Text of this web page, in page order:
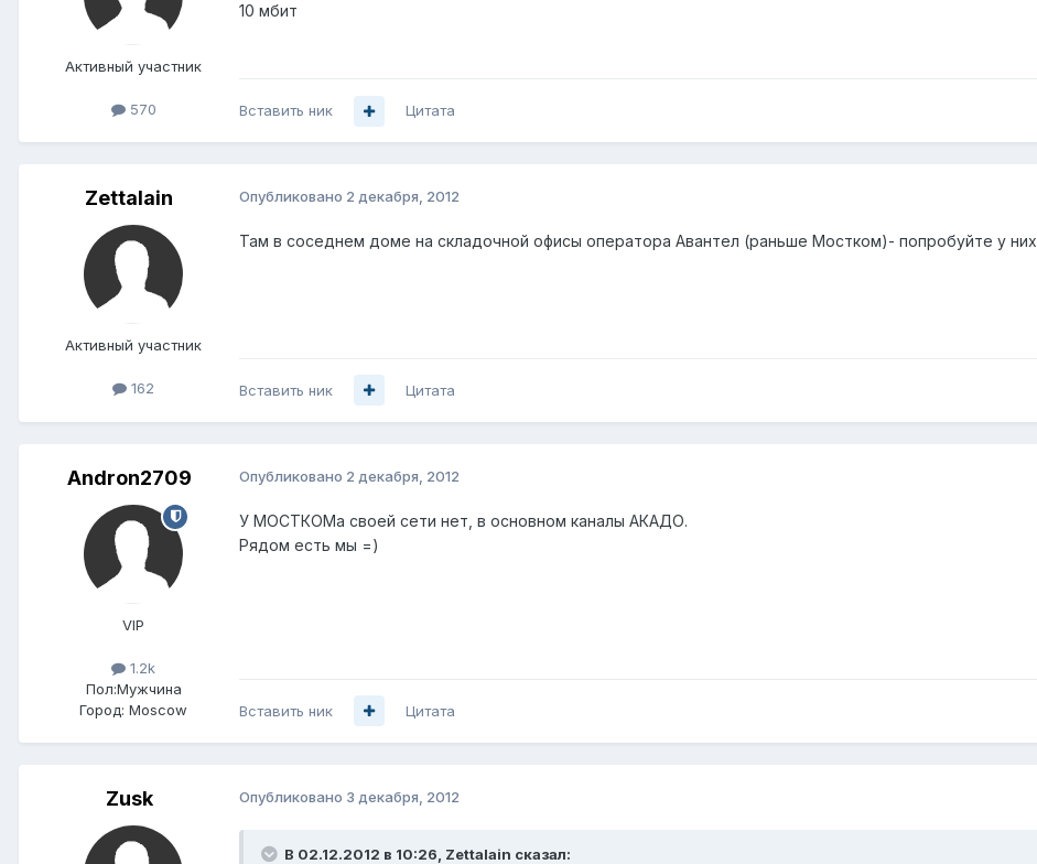
Активный участник
570
10 мбит
Вставить ник Цитата
Zettalain
Активный участник
162
Опубликовано 2 декабря, 2012
Там в соседнем доме на складочной офисы оператора Авантел (раньше Мостком)- попробуйте у них
Вставить ник Цитата
Andron2709
VIP
1.2k
Пол:Мужчина
Город: Moscow
Опубликовано 2 декабря, 2012
У МОСТКОМа своей сети нет, в основном каналы АКАДО.
Рядом есть мы =)
Вставить ник Цитата
Zusk Опубликовано 3 декабря, 2012
В 02.12.2012 в 10:26, Zettalain сказал: